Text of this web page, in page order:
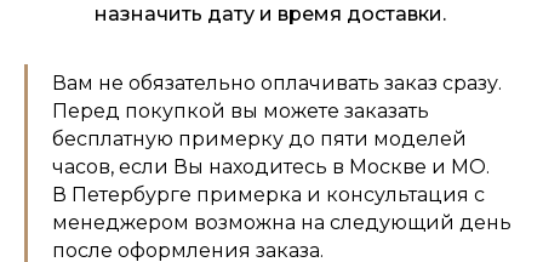
назначить дату и время доставки.
Вам не обязательно оплачивать заказ сразу.
Перед покупкой вы можете заказать
бесплатную примерку до пяти моделей
часов, если Вы находитесь в Москве и МО.
В Петербурге примерка и консультация с
менеджером возможна на следующий день
после оформления заказа.